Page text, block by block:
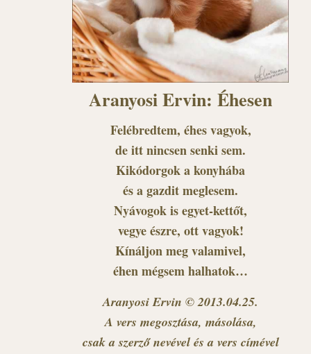
Aranyosi Ervin: Éhesen
Felébredtem, éhes vagyok,
de itt nincsen senki sem.
Kikódorgok a konyhába
és a gazdit meglesem.
Nyávogok is egyet-kettőt,
vegye észre, ott vagyok!
Kínáljon meg valamivel,
éhen mégsem halhatok…
Aranyosi Ervin © 2013.04.25.
A vers megosztása, másolása,
csak a szerző nevével és a vers címével